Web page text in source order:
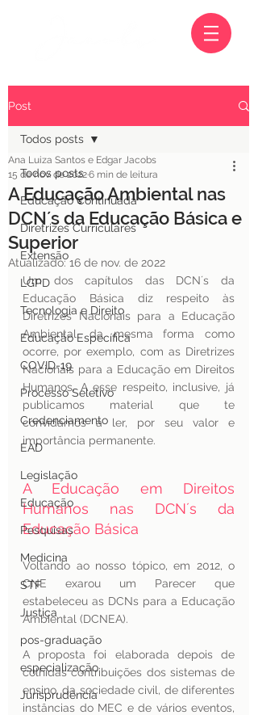
Post
Todos posts
Educação Continuada
Diretrizes Curriculares
Extensão
LGPD
Tecnologia e Direito
Educação Específica
COVID-19
Processo Seletivo
Credenciamento
EAD
Legislação
Educação
Pesquisas
Medicina
STF
Justiça
pos-graduação
especialização
Jurisprudência
Todos posts
A Educação Ambiental nas
DCN´s da Educação Básica e
Superior
Ana Luiza Santos e Edgar Jacobs
15 de nov. de 20226 min de leitura
Atualizado:16 de nov. de 2022
Um dos capítulos das DCN´s da
Educação Básica diz respeito às
Diretrizes Nacionais para a Educação
Ambiental, da mesma forma como
ocorre, por exemplo, com as Diretrizes
Nacionais para a Educação em Direitos
Humanos. A esse respeito, inclusive, já
publicamos material que te
convidamos a ler, por seu valor e
importância permanente.
A Educação em Direitos
Humanos nas DCN´s da
Educação Básica
Voltando ao nosso tópico, em 2012, o
CNE exarou um Parecer que
estabeleceu as DCNs para a Educação
Ambiental (DCNEA).
A proposta foi elaborada depois de
colhidas contribuições dos sistemas de
ensino, da sociedade civil, de diferentes
instâncias do MEC e de vários eventos,